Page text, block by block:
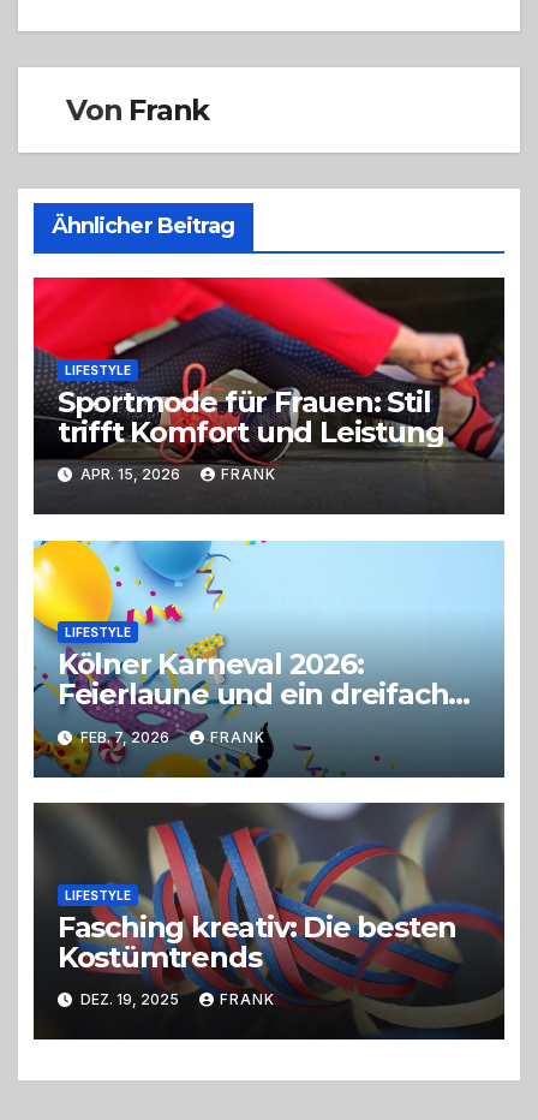
Von Frank
Ähnlicher Beitrag
LIFESTYLE
Sportmode für Frauen: Stil
trifft Komfort und Leistung
APR. 15, 2026 FRANK
LIFESTYLE
Kölner Karneval 2026:
Feierlaune und ein dreifaches
Alaaf!
FEB. 7, 2026 FRANK
LIFESTYLE
Fasching kreativ: Die besten
Kostümtrends
DEZ. 19, 2025 FRANK